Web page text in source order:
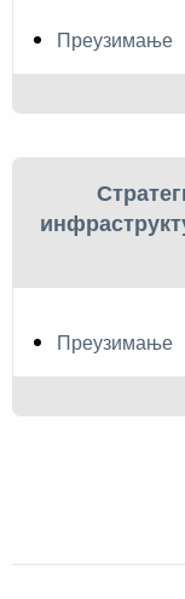
Преузимање
Преузимање